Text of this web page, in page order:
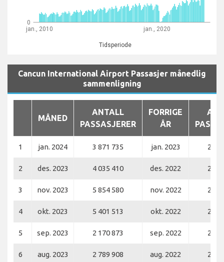
jan., 2010 jan., 2020
Tidsperiode
0
Cancun International Airport Passasjer månedlig
sammenligning
MÅNED
ANTALL
PASSASJERER
FORRIGE
ÅR
1 jan. 2024 3 871 735 jan. 2023 2
2 des. 2023 4 035 410 des. 2022 2
3 nov. 2023 5 854 580 nov. 2022 2
4 okt. 2023 5 401 513 okt. 2022 2
5 sep. 2023 2 170 873 sep. 2022 2
6 aug. 2023 2 789 908 aug. 2022 2